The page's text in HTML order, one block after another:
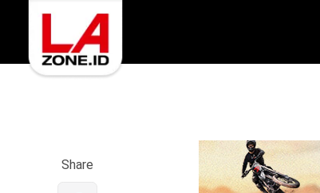
Share